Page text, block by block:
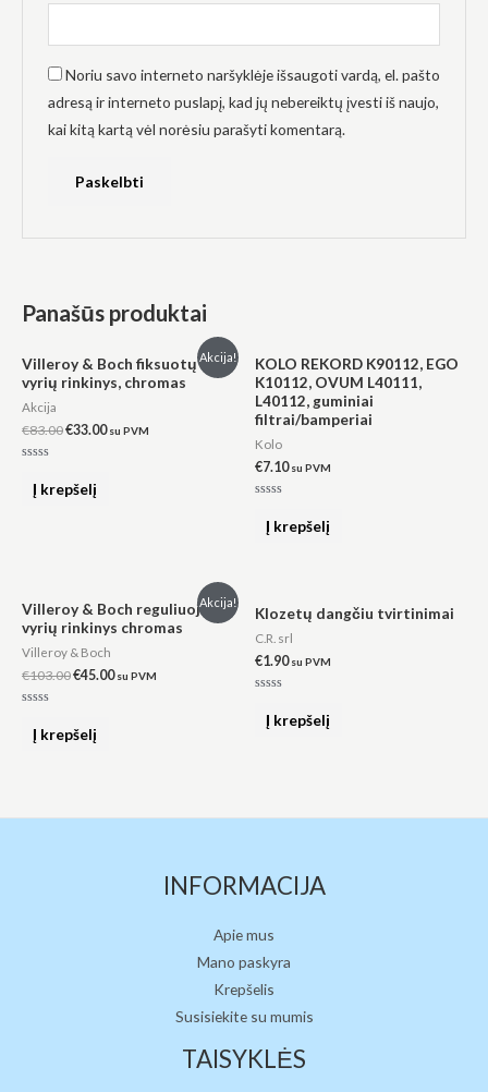
Noriu savo interneto naršyklėje išsaugoti vardą, el. pašto
adresą ir interneto puslapį, kad jų nebereiktų įvesti iš naujo,
kai kitą kartą vėl norėsiu parašyti komentarą.
Panašūs produktai
Akcija!
Villeroy & Boch fiksuotų
vyrių rinkinys, chromas
Akcija
€83.00
price
was:
€33.00
price
is:
su PVM
Į krepšelį
KOLO REKORD K90112, EGO
K10112, OVUM L40111,
L40112, guminiai
filtrai/bamperiai
Kolo
€7.10 su PVM
Į krepšelį
Akcija!
Villeroy & Boch reguliuojamų
vyrių rinkinys chromas
Villeroy & Boch
€103.00
price
was:
€103.00.
€45.00
price
is:
su PVM
Į krepšelį
Klozetų dangčiu tvirtinimai
C.R. srl
€1.90 su PVM
Į krepšelį
INFORMACIJA
Apie mus
Mano paskyra
Krepšelis
Susisiekite su mumis
TAISYKLĖS